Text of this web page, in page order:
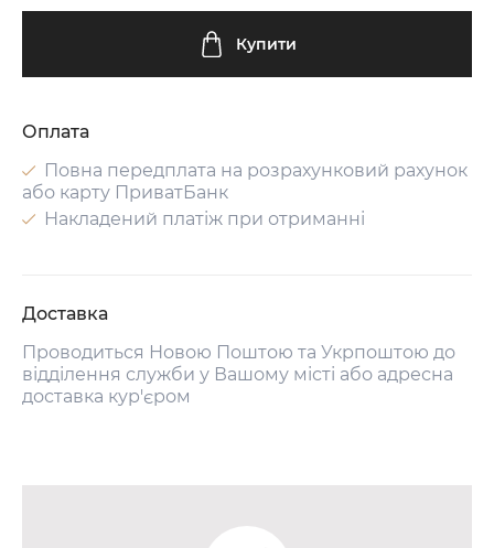
Купити
Оплата
Повна передплата на розрахунковий рахунок
або карту ПриватБанк
Накладений платіж при отриманні
Доставка
Проводиться Новою Поштою та Укрпоштою до
відділення служби у Вашому місті або адресна
доставка кур'єром